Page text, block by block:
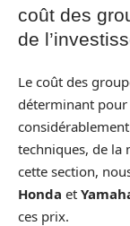
coût des
de
Le coût des
déterminant pour
techniques, de la
cette section,
Honda et
ces prix.